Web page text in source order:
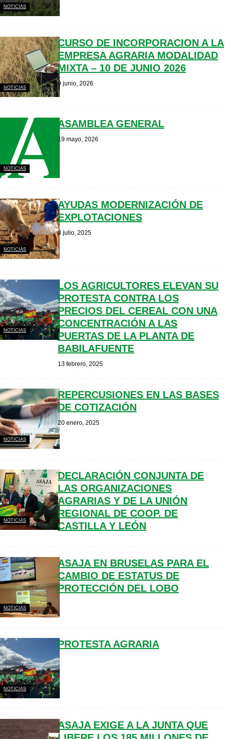
NOTICIAS
NOTICIAS
CURSO DE INCORPORACION A LA
EMPRESA AGRARIA MODALIDAD
MIXTA – 10 DE JUNIO 2026
9 junio, 2026
NOTICIAS
ASAMBLEA GENERAL
19 mayo, 2026
NOTICIAS
AYUDAS MODERNIZACIÓN DE
EXPLOTACIONES
3 julio, 2025
NOTICIAS
LOS AGRICULTORES ELEVAN SU
PROTESTA CONTRA LOS
PRECIOS DEL CEREAL CON UNA
CONCENTRACIÓN A LAS
PUERTAS DE LA PLANTA DE
BABILAFUENTE
13 febrero, 2025
NOTICIAS
REPERCUSIONES EN LAS BASES
DE COTIZACIÓN
20 enero, 2025
NOTICIAS
DECLARACIÓN CONJUNTA DE
LAS ORGANIZACIONES
AGRARIAS Y DE LA UNIÓN
REGIONAL DE COOP. DE
CASTILLA Y LEÓN
NOTICIAS
ASAJA EN BRUSELAS PARA EL
CAMBIO DE ESTATUS DE
PROTECCIÓN DEL LOBO
NOTICIAS
PROTESTA AGRARIA
ASAJA EXIGE A LA JUNTA QUE